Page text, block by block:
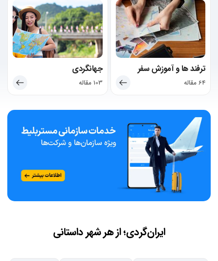
ترفند ها و آموزش سفر
64 مقاله
جهانگردی
103 مقاله
ایران‌گردی؛ از هر شهر داستانی